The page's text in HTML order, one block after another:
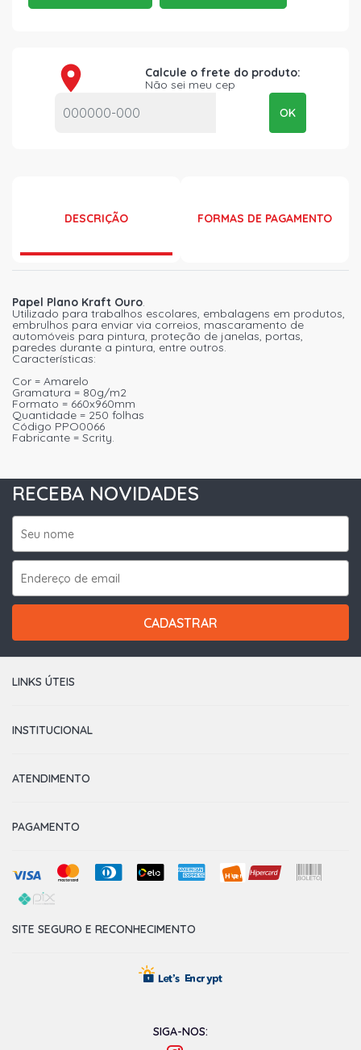
Calcule o frete do produto:
Não sei meu cep
OK
DESCRIÇÃO FORMAS DE PAGAMENTO
Papel Plano Kraft Ouro.
Utilizado para trabalhos escolares, embalagens em produtos,
embrulhos para enviar via correios, mascaramento de
automóveis para pintura, proteção de janelas, portas,
paredes durante a pintura, entre outros.
Características:
Cor = Amarelo
Gramatura = 80g/m2
Formato = 660x960mm
Quantidade = 250 folhas
Código PPO0066
Fabricante = Scrity.
RECEBA NOVIDADES
CADASTRAR
LINKS ÚTEIS
INSTITUCIONAL
ATENDIMENTO
PAGAMENTO
SITE SEGURO E RECONHECIMENTO
SIGA-NOS: